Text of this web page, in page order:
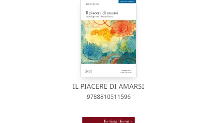
IL PIACERE DI AMARSI
9788810511596